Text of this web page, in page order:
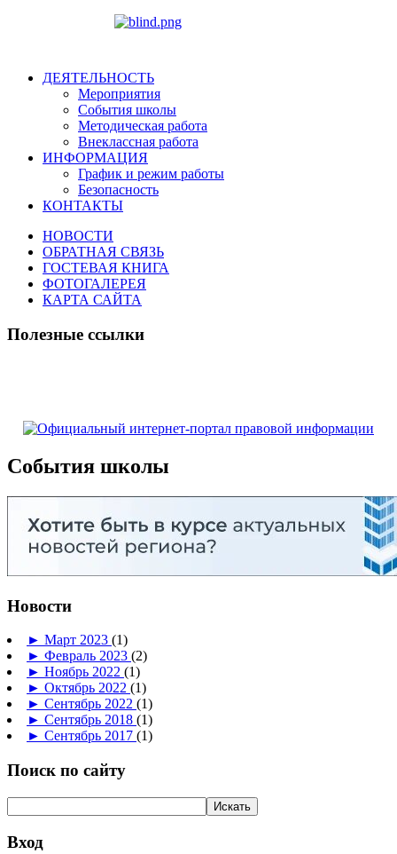
ДЕЯТЕЛЬНОСТЬ
Мероприятия
События школы
Методическая работа
Внеклассная работа
ИНФОРМАЦИЯ
График и режим работы
Безопасность
КОНТАКТЫ
НОВОСТИ
ОБРАТНАЯ СВЯЗЬ
ГОСТЕВАЯ КНИГА
ФОТОГАЛЕРЕЯ
КАРТА САЙТА
Полезные ссылки
События школы
Новости
► Март 2023 (1)
► Февраль 2023 (2)
► Ноябрь 2022 (1)
► Октябрь 2022 (1)
► Сентябрь 2022 (1)
► Сентябрь 2018 (1)
► Сентябрь 2017 (1)
Поиск по сайту
Вход